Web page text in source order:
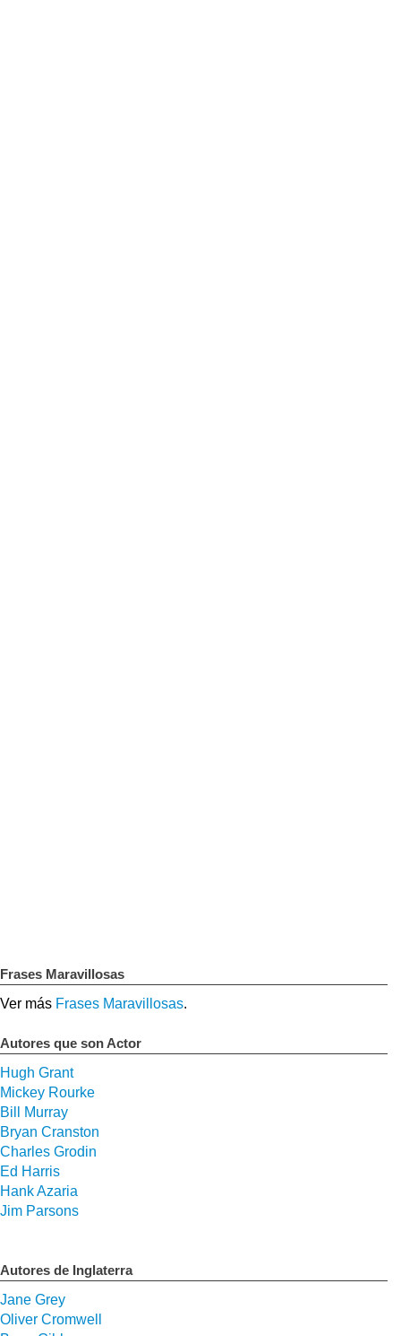
Frases Maravillosas
Ver más Frases Maravillosas.
Autores que son Actor
Hugh Grant
Mickey Rourke
Bill Murray
Bryan Cranston
Charles Grodin
Ed Harris
Hank Azaria
Jim Parsons
Autores de Inglaterra
Jane Grey
Oliver Cromwell